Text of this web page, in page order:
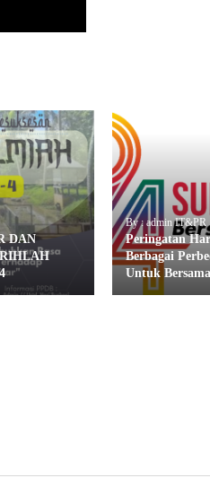
DAN
By : admin IT&PR
Peringatan
Berbagai
Untuk